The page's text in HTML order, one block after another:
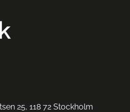
25, 118 72 Stockholm